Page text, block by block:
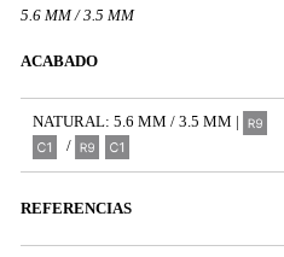
5.6 MM / 3.5 MM
ACABADO
NATURAL: 5.6 MM / 3.5 MM |
/
REFERENCIAS